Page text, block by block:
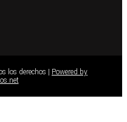
los derechos | Powered by